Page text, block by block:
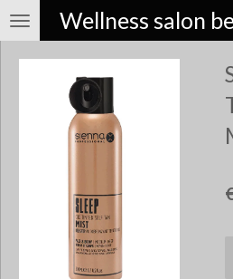
Ga
direct
hoofdinhoud
Wellness salon